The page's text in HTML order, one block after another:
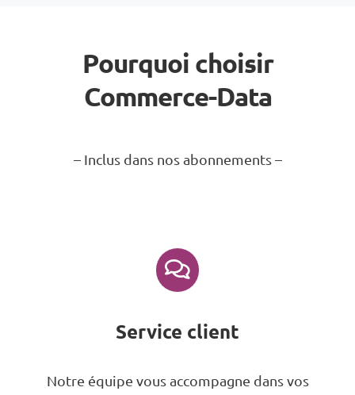
Pourquoi choisir
Commerce-Data
– Inclus dans nos abonnements –
Service client
Notre équipe vous accompagne dans vos